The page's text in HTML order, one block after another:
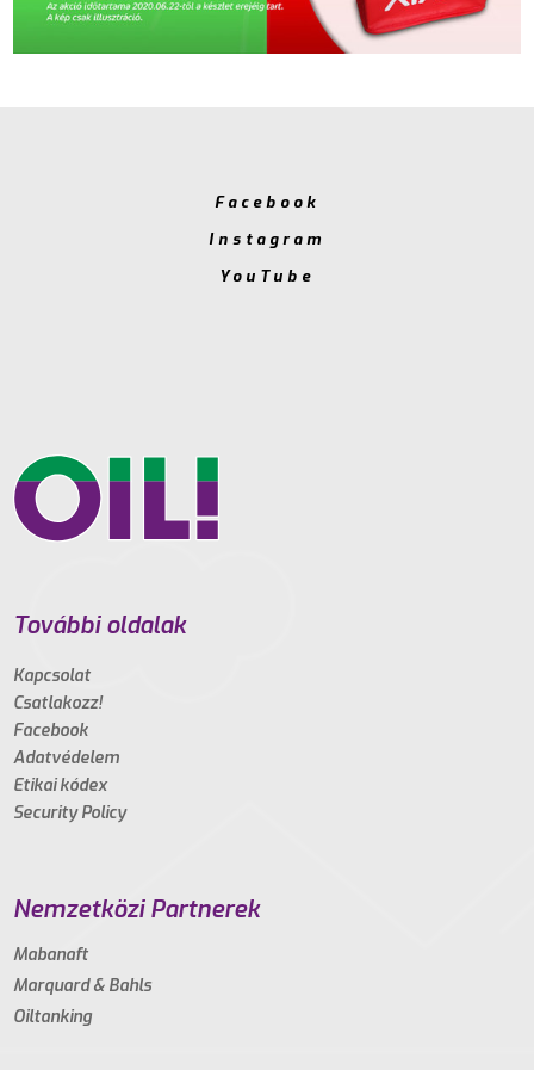
Facebook
Instagram
YouTube
További oldalak
Kapcsolat
Csatlakozz!
Facebook
Adatvédelem
Etikai kódex
Security Policy
Nemzetközi Partnerek
Mabanaft
Marquard & Bahls
Oiltanking